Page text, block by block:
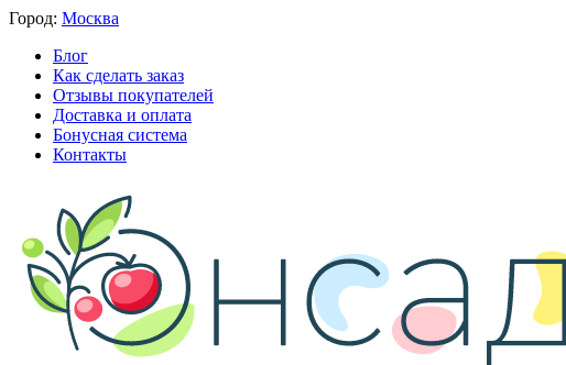
Город: Москва
Блог
Как сделать заказ
Отзывы покупателей
Доставка и оплата
Бонусная система
Контакты